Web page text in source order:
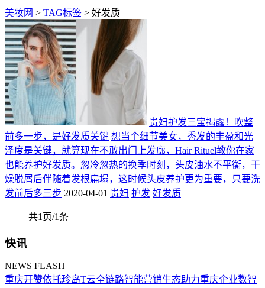
美妆网 > TAG标签 > 好发质
贵妇护发三宝揭露！吹整
前多一步，是好发质关键 想当个细节美女，秀发的丰盈和光
泽度是关键，就算现在不敢出门上发廊，Hair Rituel教你在家
也能养护好发质。忽冷忽热的换季时刻，头皮油水不平衡，干
燥脱屑后伴随着发根扁塌，这时候头皮养护更为重要，只要洗
发前后多三步 2020-04-01 贵妇 护发 好发质
共1页/1条
快讯
NEWS FLASH
重庆开赞依托珍岛T云全链路智能营销生态助力重庆企业数智